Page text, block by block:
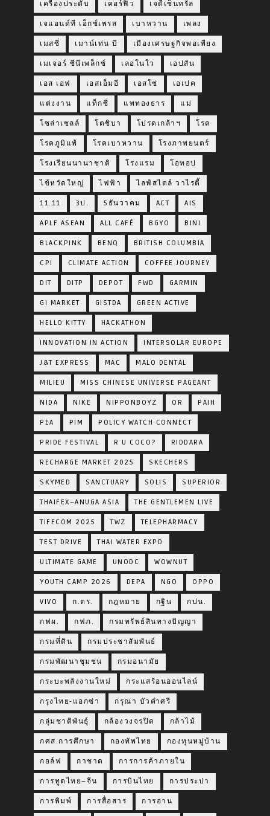
เครื่องประดับ เคอร์ฟิว เจดีเซ็นทรัล
เจแอนด์ที เอ็กซ์เพรส เบาหวาน เพลง
เมสซี่ เมาน์เท่น บี เมืองเศรษฐกิจพอเพียง
เมเจอร์ ซีนีเพล็กซ์ เลอโนโว เอปสัน
เอส เอฟ เอสเอ็มอี เอสโซ่ เอเปค
แต่งงาน แท็กซี่ แพทองธาร แม่
โซล่าเซลล์ โตชิบา โปรดเกล้าฯ โรค
โรคภูมิแพ้ โรคเบาหวาน โรงภาพยนตร์
โรงเรียนนานาชาติ โรงแรม โอทอป
ไข้หวัดใหญ่ ไฟฟ้า ไลฟ์สไตล์ วาไรตี้
11.11 3ป. 5ธันวาคม ACT AIS
APLF ASEAN ALL CAFÉ BGYO BINI
BLACKPINK BENQ BRITISH COLUMBIA
CPI CLIMATE ACTION COFFEE JOURNEY
DIT DITP DEPOT FWD GARMIN
GI MARKET GISTDA GREEN ACTIVE
HELLO KITTY HACKATHON
INNOVATION IN ACTION INTERSOLAR EUROPE
J&T EXPRESS MAC MALO DENTAL
MILIEU MISS CHINESE UNIVERSE PAGEANT
NIDA NIKE NIPPONBOYZ OR PAIH
PEA PIM POLICY WATCH CONNECT
PRIDE FESTIVAL R U COCO? RIDDARA
RECHARGE MARKET 2025 SKECHERS
SKYMED SANCTUARY SOLIS SUPERIOR
THAIFEX–ANUGA ASIA THE GENTLEMEN LIVE
TIFFCOM 2025 TWZ TELEPHARMACY
TEST DRIVE THAI WATER EXPO
ULTIMATE GAME UNODC WOWNUT
YOUTH CAMP 2026 DEPA NGO OPPO
VIVO ก.ตร. กฎหมาย กฐิน กปน.
กฟผ. กฟภ. กรมทรัพย์สินทางปัญญา
กรมที่ดิน กรมประชาสัมพันธ์
กรมพัฒนาชุมชน กรมอนามัย
กระบะพลังงานใหม่ กระแสร้อนออนไลน์
กรุงไทย-แอกซ่า กรุณา บัวคำศรี
กลุ่มชาติพันธุ์ กล้องวงจรปิด กล้าไม้
กศส.การศึกษา กองทัพไทย กองทุนหมู่บ้าน
กอล์ฟ กาชาด การการค้าภายใน
การทูตไทย–จีน การบินไทย การประปา
การพิมพ์ การสื่อสาร การอ่าน